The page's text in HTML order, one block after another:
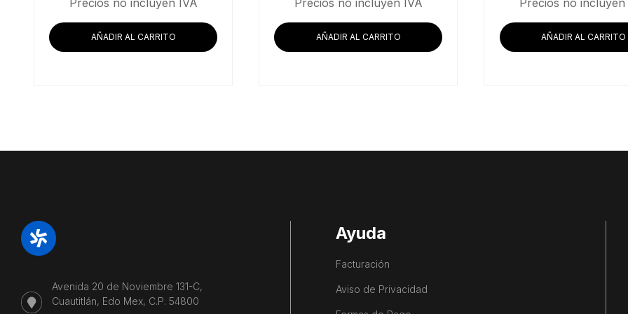
AÑADIR AL CARRITO AÑADIR AL CARRITO AÑADIR AL CARRITO
Avenida 20 de Noviembre 131-C,
Cuautitlán, Edo Mex, C.P. 54800
Ayuda
Facturación
Aviso de Privacidad